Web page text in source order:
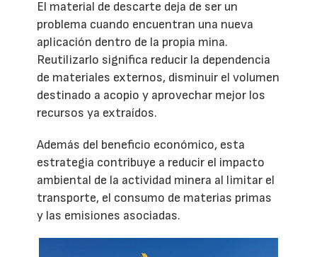
El material de descarte deja de ser un
problema cuando encuentran una nueva
aplicación dentro de la propia mina.
Reutilizarlo significa reducir la dependencia
de materiales externos, disminuir el volumen
destinado a acopio y aprovechar mejor los
recursos ya extraídos.
Además del beneficio económico, esta
estrategia contribuye a reducir el impacto
ambiental de la actividad minera al limitar el
transporte, el consumo de materias primas
y las emisiones asociadas.